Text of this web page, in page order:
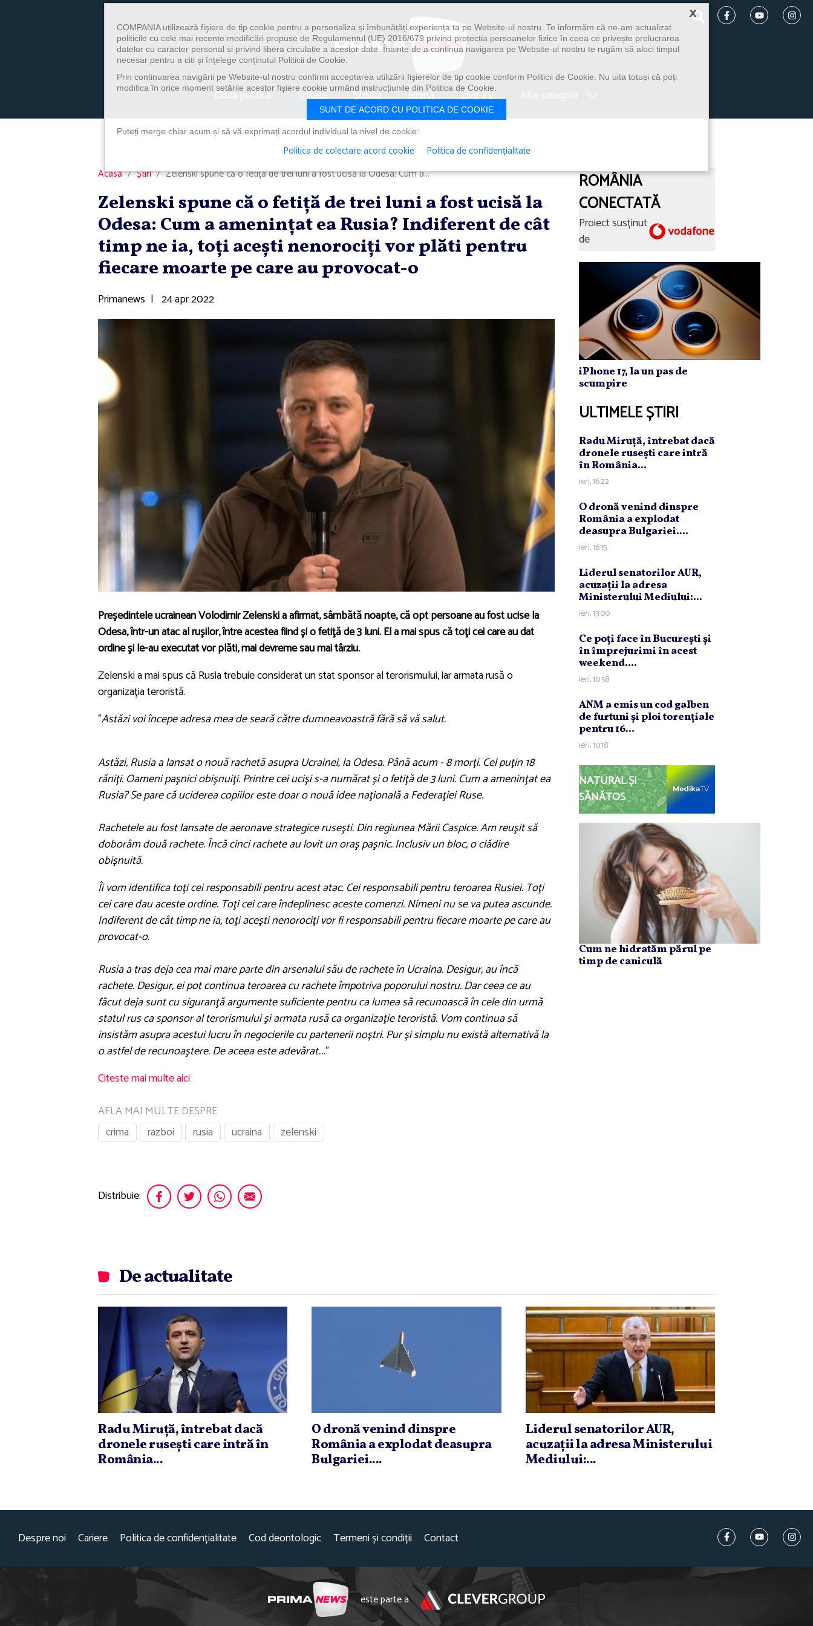
Clasa politica Spitale Școală Hrană Live TV
Acasă Știri Zelenski spune că o fetiţă de trei luni a fost ucisă la Odesa: Cum a...
Zelenski spune că o fetiţă de trei luni a fost ucisă la
Odesa: Cum a ameninţat ea Rusia? Indiferent de cât
timp ne ia, toţi aceşti nenorociţi vor plăti pentru
fiecare moarte pe care au provocat-o
Primanews | 24 apr 2022
Preşedintele ucrainean Volodimir Zelenski a afirmat, sâmbătă noapte, că opt persoane au fost ucise la
Odesa, într-un atac al ruşilor, între acestea fiind şi o fetiţă de 3 luni. El a mai spus că toţi cei care au dat
ordine şi le-au executat vor plăti, mai devreme sau mai târziu.
Zelenski a mai spus că Rusia trebuie considerat un stat sponsor al terorismului, iar armata rusă o
organizaţia teroristă.
"Astăzi voi începe adresa mea de seară către dumneavoastră fără să vă salut.
Astăzi, Rusia a lansat o nouă rachetă asupra Ucrainei, la Odesa. Până acum - 8 morţi. Cel puţin 18
răniţi. Oameni paşnici obişnuiţi. Printre cei ucişi s-a numărat şi o fetiţă de 3 luni. Cum a ameninţat ea
Rusia? Se pare că uciderea copiilor este doar o nouă idee naţională a Federaţiei Ruse.
Rachetele au fost lansate de aeronave strategice ruseşti. Din regiunea Mării Caspice. Am reuşit să
doborâm două rachete. Încă cinci rachete au lovit un oraş paşnic. Inclusiv un bloc, o clădire
obişnuită.
Îi vom identifica toţi cei responsabili pentru acest atac. Cei responsabili pentru teroarea Rusiei. Toţi
cei care dau aceste ordine. Toţi cei care îndeplinesc aceste comenzi. Nimeni nu se va putea ascunde.
Indiferent de cât timp ne ia, toţi aceşti nenorociţi vor fi responsabili pentru fiecare moarte pe care au
provocat-o.
Rusia a tras deja cea mai mare parte din arsenalul său de rachete în Ucraina. Desigur, au încă
rachete. Desigur, ei pot continua teroarea cu rachete împotriva poporului nostru. Dar ceea ce au
făcut deja sunt cu siguranţă argumente suficiente pentru ca lumea să recunoască în cele din urmă
statul rus ca sponsor al terorismului şi armata rusă ca organizaţie teroristă. Vom continua să
insistăm asupra acestui lucru în negocierile cu partenerii noştri. Pur şi simplu nu există alternativă la
o astfel de recunoaştere. De aceea este adevărat...."
Citeste mai multe aici
AFLA MAI MULTE DESPRE
crima
razboi rusia ucraina zelenski
Distribuie:
ROMÂNIA
CONECTATĂ
Proiect susținut
de
iPhone 17, la un pas de
scumpire
ULTIMELE ȘTIRI
Radu Miruţă, întrebat dacă
dronele ruseşti care intră
în România...
ieri, 16:22
O dronă venind dinspre
România a explodat
deasupra Bulgariei....
ieri, 16:15
Liderul senatorilor AUR,
acuzaţii la adresa
Ministerului Mediului:...
ieri, 13:00
Ce poţi face în Bucureşti şi
în împrejurimi în acest
weekend....
ieri, 10:58
ANM a emis un cod galben
de furtuni şi ploi torenţiale
pentru 16...
ieri, 10:18
NATURAL ȘI
SĂNĂTOS
Cum ne hidratăm părul pe
timp de caniculă
De actualitate
Radu Miruţă, întrebat dacă
dronele ruseşti care intră în
România...
O dronă venind dinspre
România a explodat deasupra
Bulgariei....
Liderul senatorilor AUR,
acuzaţii la adresa Ministerului
Mediului:...
Despre noi Cariere Politica de confidențialitate Cod deontologic Termeni și condiții Contact
este parte a
×
COMPANIA utilizează fişiere de tip cookie pentru a personaliza și îmbunătăți experiența ta pe Website-ul nostru. Te informăm că ne-am actualizat
politicile cu cele mai recente modificări propuse de Regulamentul (UE) 2016/679 privind protecția persoanelor fizice în ceea ce privește prelucrarea
datelor cu caracter personal și privind libera circulație a acestor date. Înainte de a continua navigarea pe Website-ul nostru te rugăm să aloci timpul
necesar pentru a citi și înțelege conținutul Politicii de Cookie.
Prin continuarea navigării pe Website-ul nostru confirmi acceptarea utilizării fişierelor de tip cookie conform Politicii de Cookie. Nu uita totuși că poți
modifica în orice moment setările acestor fişiere cookie urmând instrucțiunile din Politica de Cookie.
SUNT DE ACORD CU POLITICA DE COOKIE
Puteți merge chiar acum și să vă exprimați acordul individual la nivel de cookie:
Politica de colectare acord cookie Politica de confidențialitate